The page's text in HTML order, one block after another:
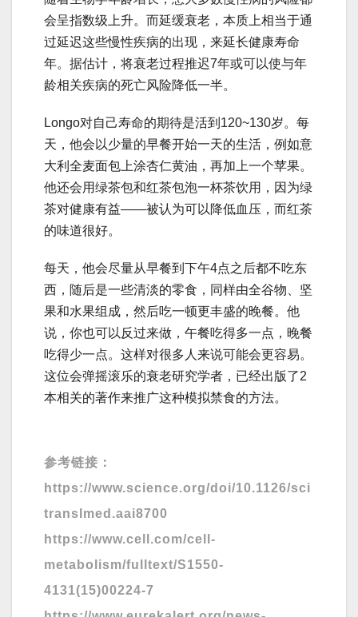
会呈指数级上升。而延缓衰老，本质上相当于通
过延迟这些慢性疾病的出现，来延长健康寿命
年。据估计，将衰老过程推迟7年或可以使与年
龄相关疾病的死亡风险降低一半。
Longo对自己寿命的期待是活到120~130岁。每
天，他会以少量的早餐开始一天的生活，例如意
大利全麦面包上涂杏仁黄油，再加上一个苹果。
他还会用绿茶包和红茶包泡一杯茶饮用，因为绿
茶对健康有益——被认为可以降低血压，而红茶
的味道很好。
每天，他会尽量从早餐到下午4点之后都不吃东
西，随后是一些清淡的零食，同样由全谷物、坚
果和水果组成，然后吃一顿更丰盛的晚餐。他
说，你也可以反过来做，午餐吃得多一点，晚餐
吃得少一点。这样对很多人来说可能会更容易。
这位会弹摇滚乐的衰老研究学者，已经出版了2
本相关的著作来推广这种模拟禁食的方法。
参考链接：
https://www.science.org/doi/10.1126/sci
translmed.aai8700
https://www.cell.com/cell-
metabolism/fulltext/S1550-
4131(15)00224-7